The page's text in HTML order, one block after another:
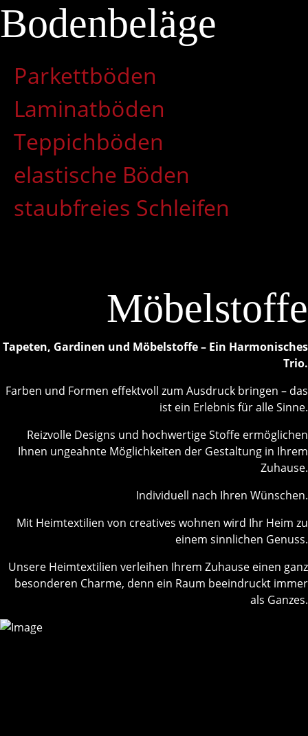
Bodenbeläge
Parkettböden
Laminatböden
Teppichböden
elastische Böden
staubfreies Schleifen
Möbelstoffe
Tapeten, Gardinen und Möbelstoffe – Ein Harmonisches
Trio.
Farben und Formen effektvoll zum Ausdruck bringen – das
ist ein Erlebnis für alle Sinne.
Reizvolle Designs und hochwertige Stoffe ermöglichen
Ihnen ungeahnte Möglichkeiten der Gestaltung in Ihrem
Zuhause.
Individuell nach Ihren Wünschen.
Mit Heimtextilien von creatives wohnen wird Ihr Heim zu
einem sinnlichen Genuss.
Unsere Heimtextilien verleihen Ihrem Zuhause einen ganz
besonderen Charme, denn ein Raum beeindruckt immer
als Ganzes.